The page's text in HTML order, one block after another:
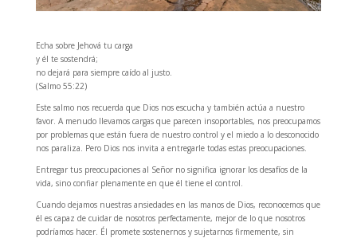
Echa sobre Jehová tu carga
y él te sostendrá;
no dejará para siempre caído al justo.
(Salmo 55:22)
Este salmo nos recuerda que Dios nos escucha y también actúa a nuestro
favor. A menudo llevamos cargas que parecen insoportables, nos preocupamos
por problemas que están fuera de nuestro control y el miedo a lo desconocido
nos paraliza. Pero Dios nos invita a entregarle todas estas preocupaciones.
Entregar tus preocupaciones al Señor no significa ignorar los desafíos de la
vida, sino confiar plenamente en que él tiene el control.
Cuando dejamos nuestras ansiedades en las manos de Dios, reconocemos que
él es capaz de cuidar de nosotros perfectamente, mejor de lo que nosotros
podríamos hacer. Él promete sostenernos y sujetarnos firmemente, sin